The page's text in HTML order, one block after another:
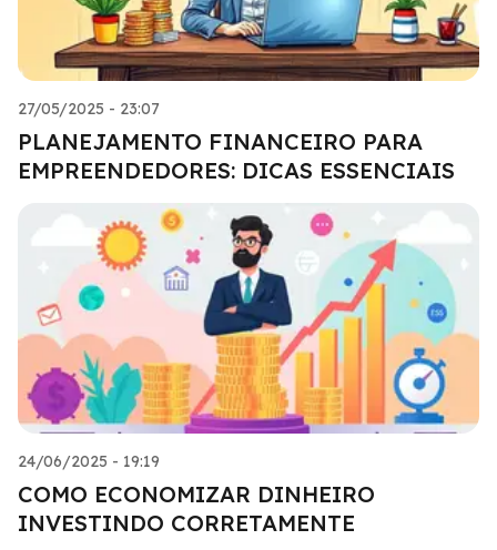
27/05/2025 - 23:07
PLANEJAMENTO FINANCEIRO PARA
EMPREENDEDORES: DICAS ESSENCIAIS
24/06/2025 - 19:19
COMO ECONOMIZAR DINHEIRO
INVESTINDO CORRETAMENTE